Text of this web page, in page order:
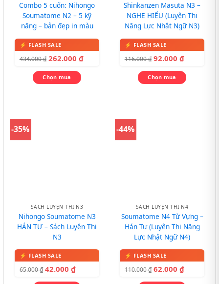
Combo 5 cuốn: Nihongo
Soumatome N2 – 5 kỹ
năng – bản đẹp in màu
434.000₫ 262.000 ₫
Chọn mua
Shinkanzen Masuta N3 –
NGHE HIỂU (Luyện Thi
Năng Lực Nhật Ngữ N3)
116.000₫ 92.000 ₫
Chọn mua
-35%
SÁCH LUYỆN THI N3
Nihongo Soumatome N3
HÁN TỰ – Sách Luyện Thi
N3
65.000₫ 42.000 ₫
-44%
SÁCH LUYỆN THI N4
Soumatome N4 Từ Vựng –
Hán Tự (Luyện Thi Năng
Lực Nhật Ngữ N4)
110.000₫ 62.000 ₫